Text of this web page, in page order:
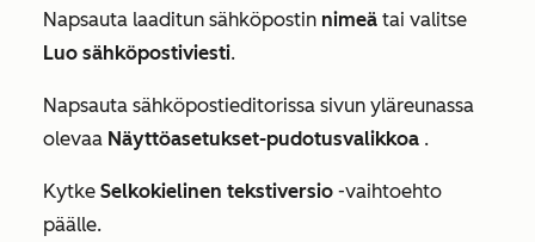
Napsauta laaditun sähköpostin nimeä tai valitse
Luo sähköpostiviesti.
Napsauta sähköpostieditorissa sivun yläreunassa
olevaa Näyttöasetukset-pudotusvalikkoa .
Kytke Selkokielinen tekstiversio -vaihtoehto
päälle.